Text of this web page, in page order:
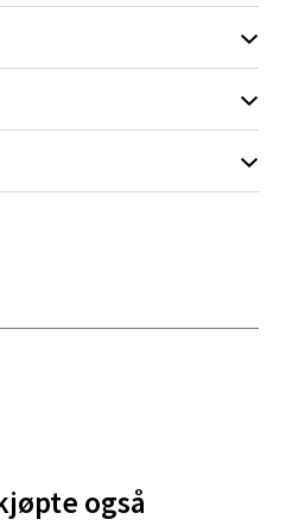
også
Senter Orkanger